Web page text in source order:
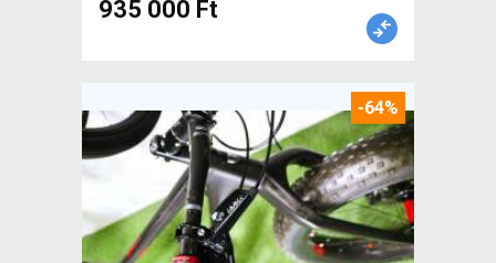
935 000 Ft
-64%